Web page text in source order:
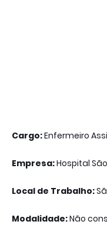
Cargo:Enfermeiro
Empresa:Hospital
Local de Trabalho:
Modalidade:Não